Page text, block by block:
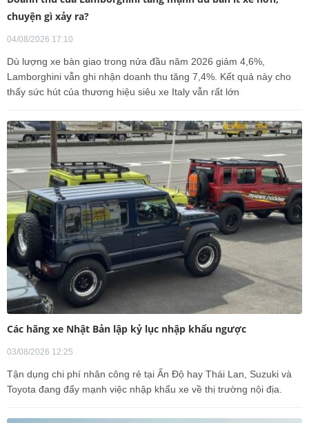
chuyện gì xảy ra?
04/08/2026 17:10
Dù lượng xe bàn giao trong nửa đầu năm 2026 giảm 4,6%,
Lamborghini vẫn ghi nhận doanh thu tăng 7,4%. Kết quả này cho
thấy sức hút của thương hiệu siêu xe Italy vẫn rất lớn
Các hãng xe Nhật Bản lập kỷ lục nhập khẩu ngược
03/08/2026 12:25
Tận dụng chi phí nhân công rẻ tại Ấn Độ hay Thái Lan, Suzuki và
Toyota đang đẩy mạnh việc nhập khẩu xe về thị trường nội địa.